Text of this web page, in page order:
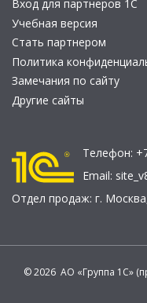
Вход для партнеров 1С
Учебная версия
Стать партнером
Политика
Замечания по сайту
Другие сайты
Телефон:
Email:
Отдел продаж: г. Москва
© 2026 АО «Группа 1С»